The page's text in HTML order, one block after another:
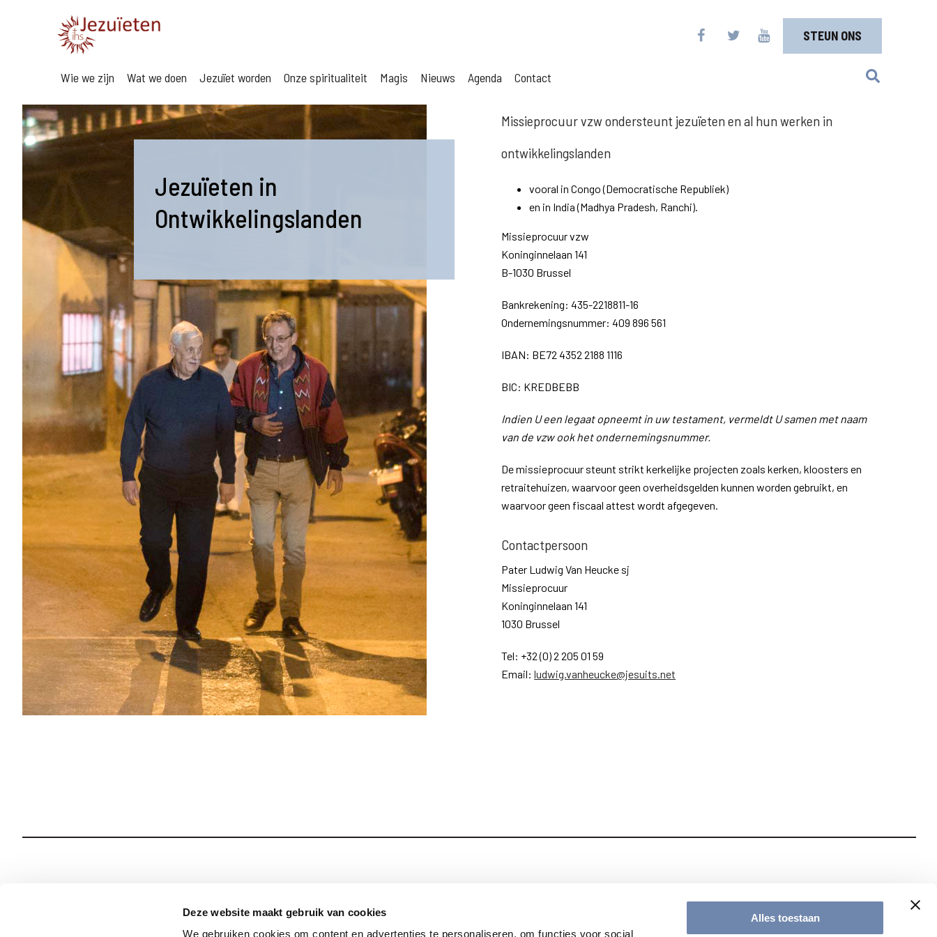
Deze website maakt gebruik van cookies
We gebruiken cookies om content en advertenties te personaliseren, om functies voor social
Alles toestaan
STEUN ONS
Wie we zijn Wat we doen Jezuïet worden Onze spiritualiteit Magis Nieuws Agenda Contact
Jezuïeten in
Ontwikkelingslanden
Missieprocuur vzw ondersteunt jezuïeten en al hun werken in
ontwikkelingslanden
vooral in Congo (Democratische Republiek)
en in India (Madhya Pradesh, Ranchi).
Missieprocuur vzw
Koninginnelaan 141
B-1030 Brussel
Bankrekening: 435-2218811-16
Ondernemingsnummer: 409 896 561
IBAN: BE72 4352 2188 1116
BIC: KREDBEBB
Indien U een legaat opneemt in uw testament, vermeldt U samen met naam
van de vzw ook het ondernemingsnummer.
De missieprocuur steunt strikt kerkelijke projecten zoals kerken, kloosters en
retraitehuizen, waarvoor geen overheidsgelden kunnen worden gebruikt, en
waarvoor geen fiscaal attest wordt afgegeven.
Contactpersoon
Pater Ludwig Van Heucke sj
Missieprocuur
Koninginnelaan 141
1030 Brussel
Tel: +32 (0) 2 205 01 59
Email:ludwig.vanheucke@jesuits.net
Onze Spiritualiteit
Blijf op de hoogte met onze nieuwsbrief